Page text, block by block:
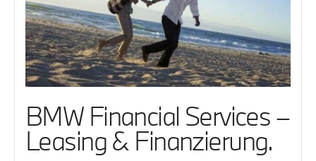
BMW Financial Services –
Leasing & Finanzierung.